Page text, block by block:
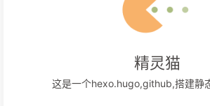
精灵猫
这是一个hexo.hugo,github,搭建静